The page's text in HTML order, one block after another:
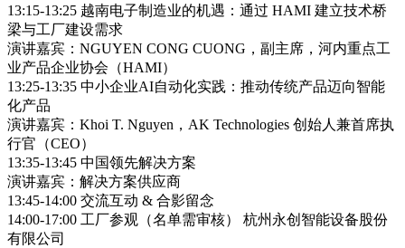
13:15-13:25 越南电子制造业的机遇：通过 HAMI 建立技术桥
梁与工厂建设需求
演讲嘉宾：NGUYEN CONG CUONG，副主席，河内重点工
业产品企业协会（HAMI）
13:25-13:35 中小企业AI自动化实践：推动传统产品迈向智能
化产品
演讲嘉宾：Khoi T. Nguyen，AK Technologies 创始人兼首席执
行官（CEO）
13:35-13:45 中国领先解决方案
演讲嘉宾：解决方案供应商
13:45-14:00 交流互动 & 合影留念
14:00-17:00 工厂参观（名单需审核） 杭州永创智能设备股份
有限公司